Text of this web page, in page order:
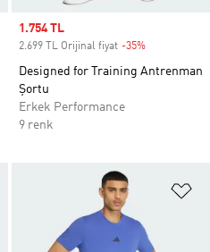
Sale price
1.754 TL
2.699 TL Orijinal fiyat -35%
Designed for Training Antrenman
Şortu
Erkek Performance
9 renk
Favori Listesine Ekle